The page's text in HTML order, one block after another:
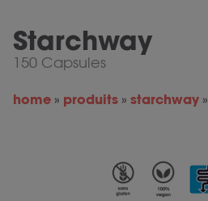
Starchway
150 Capsules
home » produits » starchway »